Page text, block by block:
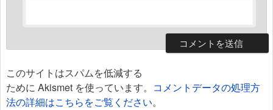
このサイトはスパムを低減する
ために Akismet を使っています。 コメントデータの処理方
法の詳細はこちらをご覧ください。